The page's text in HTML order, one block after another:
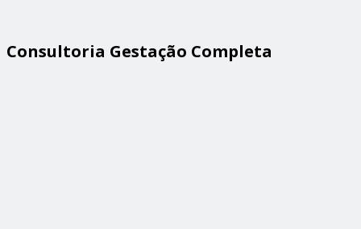
Consultoria Gestação Completa